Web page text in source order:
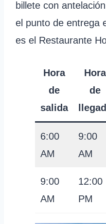
billete con
el punto de entrega
es el Restaurante
Hora
de
salida
Hora
de
6:00
AM
9:00
AM
9:00
AM
12:00
PM